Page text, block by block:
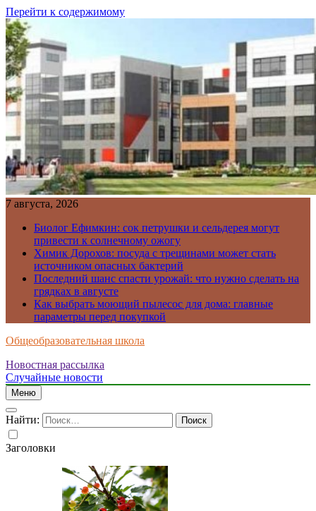
Перейти к содержимому
7 августа, 2026
Биолог Ефимкин: сок петрушки и сельдерея могут
привести к солнечному ожогу
Химик Дорохов: посуда с трещинами может стать
источником опасных бактерий
Последний шанс спасти урожай: что нужно сделать на
грядках в августе
Как выбрать моющий пылесос для дома: главные
параметры перед покупкой
Общеобразовательная школа
Новостная рассылка
Случайные новости
Меню
Найти:
Заголовки